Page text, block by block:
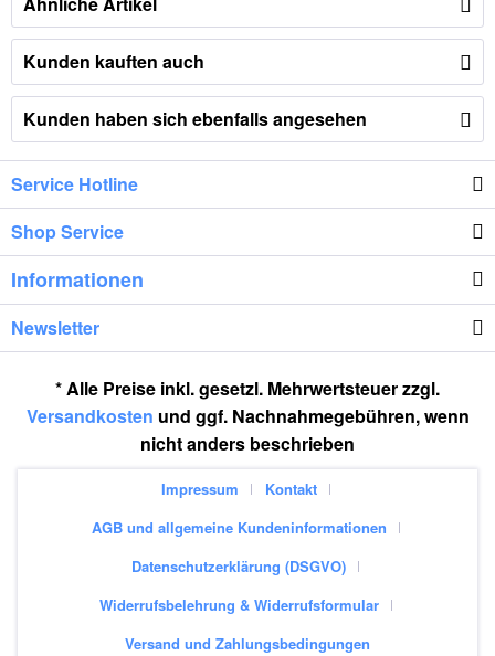
Kunden kauften auch
Kunden haben sich ebenfalls angesehen
Service Hotline
Shop Service
Informationen
Newsletter
* Alle Preise inkl. gesetzl. Mehrwertsteuer zzgl.
Versandkosten und ggf. Nachnahmegebühren, wenn
nicht anders beschrieben
Impressum
Kontakt
AGB und allgemeine Kundeninformationen
Datenschutzerklärung (DSGVO)
Widerrufsbelehrung & Widerrufsformular
Versand und Zahlungsbedingungen